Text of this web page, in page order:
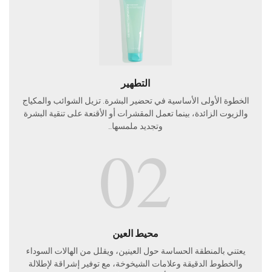
التطهير
الخطوة الأولى الأساسية في تحضير البشرة. تزيل الشوائب والمكياج
والزيوت الزائدة، بينما تعمل المقشرات أو الأقنعة على تنقية البشرة
وتجديد ملمسها..
02
محيط العين
يعتني بالمنطقة الحساسة حول العينين، ويقلل من الهالات السوداء
والخطوط الدقيقة وعلامات الشيخوخة، مع توفير إشراقة لإطلالة